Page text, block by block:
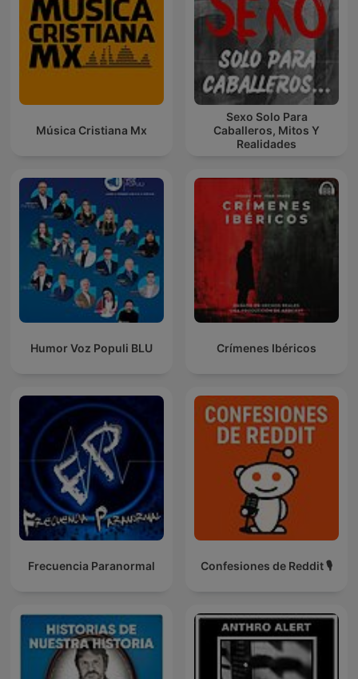
Música Cristiana Mx
Sexo Solo Para
Caballeros, Mitos Y
Realidades
Humor Voz Populi BLU Crímenes Ibéricos
Frecuencia Paranormal Confesiones de Reddit 🎙️